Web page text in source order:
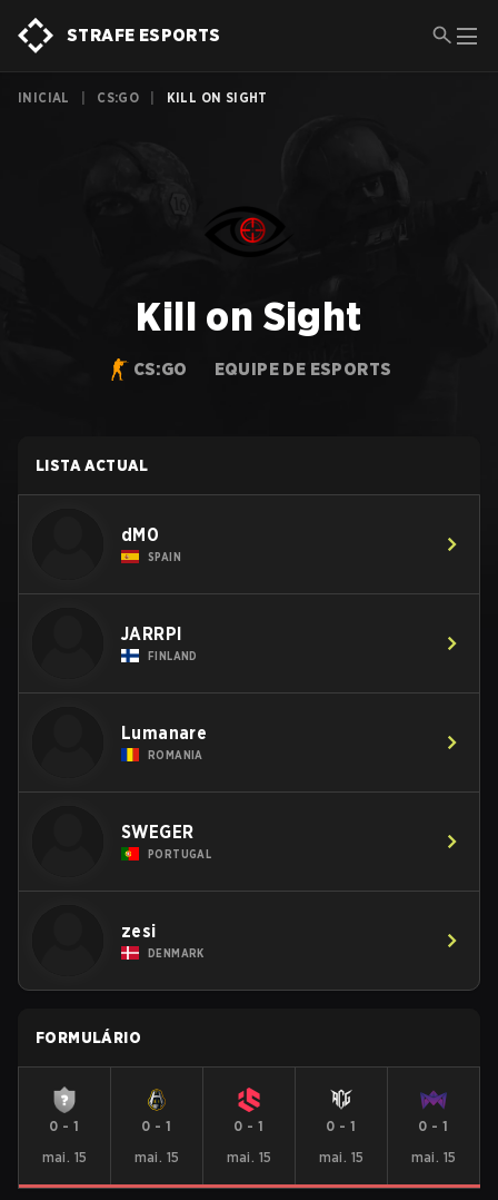
STRAFE ESPORTS
INICIAL CS:GO KILL ON SIGHT
Kill on Sight
CS:GO EQUIPE DE ESPORTS
LISTA ACTUAL
dM0
SPAIN
JARRPI
FINLAND
Lumanare
ROMANIA
SWEGER
PORTUGAL
zesi
DENMARK
FORMULÁRIO
0 -1
mai. 15
0 -1
mai. 15
0 -1
mai. 15
0 -1
mai. 15
0 -1
mai. 15